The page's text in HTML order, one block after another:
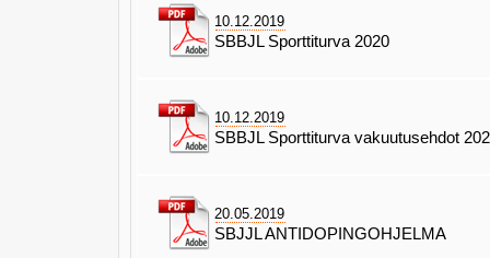
10.12.2019
SBBJL Sporttiturva 2020
10.12.2019
SBBJL Sporttiturva vakuutusehdot
20.05.2019
SBJJL ANTIDOPINGOHJELMA